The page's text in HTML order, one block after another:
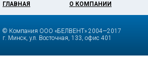
ГЛАВНАЯ О КОМПАНИИ
© Компания ООО «БЕЛВЕНТ» 2004—2017
г. Минск, ул. Восточная, 133, офис 401